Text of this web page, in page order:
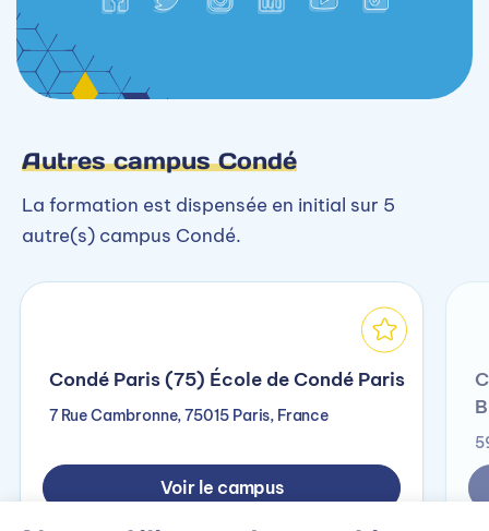
Autres campus Condé
La formation est dispensée en initial sur 5
autre(s) campus Condé.
Condé Paris (75) École de Condé Paris
7 Rue Cambronne, 75015 Paris, France
Voir le campus